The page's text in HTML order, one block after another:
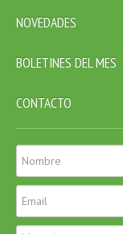
NOVEDADES
BOLETINES DEL MES
CONTACTO